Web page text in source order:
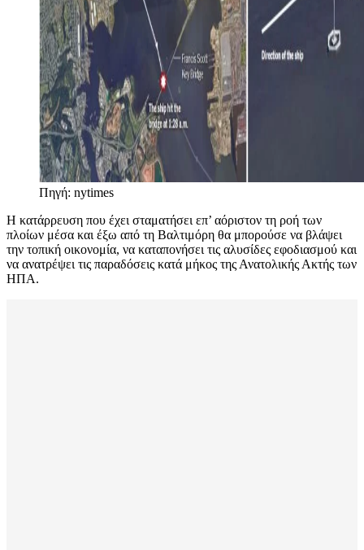
Πηγή: nytimes
Η κατάρρευση που έχει σταματήσει επ’ αόριστον τη ροή των
πλοίων μέσα και έξω από τη Βαλτιμόρη θα μπορούσε να βλάψει
την τοπική οικονομία, να καταπονήσει τις αλυσίδες εφοδιασμού και
να ανατρέψει τις παραδόσεις κατά μήκος της Ανατολικής Ακτής των
ΗΠΑ.